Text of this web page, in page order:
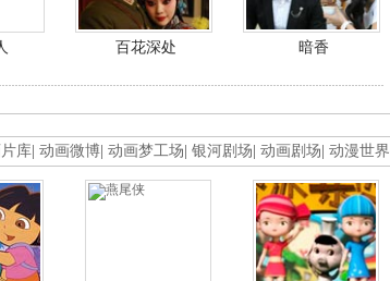
百花深处 暗香
库 动画微博 动画梦工场 银河剧场 动画剧场 动漫世界